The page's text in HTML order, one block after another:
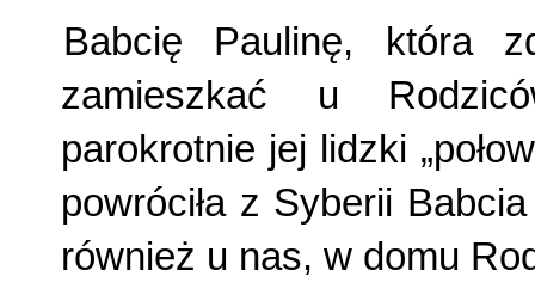
Babcię Paulinę, która
zamieszkać u
parokrotnie jej lidzki
powróciła z Syberii
również u nas, w domu